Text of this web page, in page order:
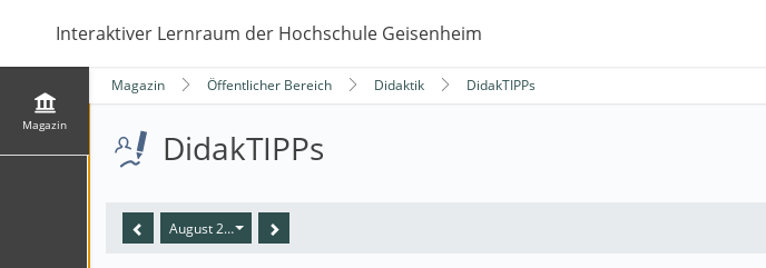
Interaktiver Lernraum der Hochschule Geisenheim
Magazin
Magazin Öffentlicher Bereich Didaktik DidakTIPPs
DidakTIPPs
August 2023